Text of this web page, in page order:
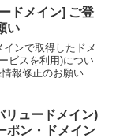
ドメイン] ご登
い
ンで取得したドメ
ビスを利用)につい
報修正のお願い」
イン名におきまし
ュードメイン)
ポン・ドメイン